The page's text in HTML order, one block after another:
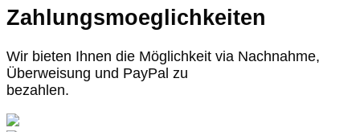
Zahlungsmoeglichkeiten
Wir bieten Ihnen die Möglichkeit via Nachnahme,
Überweisung und PayPal zu
bezahlen.